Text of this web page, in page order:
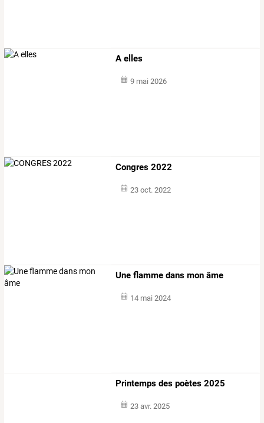
A elles
9 mai 2026
Congres 2022
23 oct. 2022
Une flamme dans mon âme
14 mai 2024
Printemps des poètes 2025
23 avr. 2025